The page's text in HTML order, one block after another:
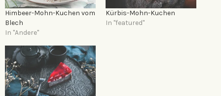
Himbeer-Mohn-Kuchen vom
Blech
In "Andere"
Kürbis-Mohn-Kuchen
In "featured"